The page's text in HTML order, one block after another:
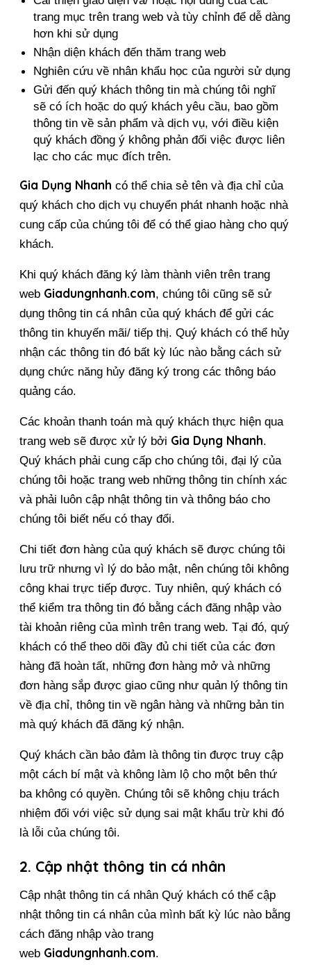
trang mục trên trang web và tùy chỉnh để dễ dàng
hơn khi sử dụng
Nhận diện khách đến thăm trang web
Nghiên cứu về nhân khẩu học của người sử dụng
Gửi đến quý khách thông tin mà chúng tôi nghĩ
sẽ có ích hoặc do quý khách yêu cầu, bao gồm
thông tin về sản phẩm và dịch vụ, với điều kiện
quý khách đồng ý không phản đối việc được liên
lạc cho các mục đích trên.
Gia Dụng Nhanh có thể chia sẻ tên và địa chỉ của
quý khách cho dịch vụ chuyển phát nhanh hoặc nhà
cung cấp của chúng tôi để có thể giao hàng cho quý
khách.
Khi quý khách đăng ký làm thành viên trên trang
web Giadungnhanh.com, chúng tôi cũng sẽ sử
dụng thông tin cá nhân của quý khách để gửi các
thông tin khuyến mãi/ tiếp thị. Quý khách có thể hủy
nhận các thông tin đó bất kỳ lúc nào bằng cách sử
dụng chức năng hủy đăng ký trong các thông báo
quảng cáo.
Các khoản thanh toán mà quý khách thực hiện qua
trang web sẽ được xử lý bởi Gia Dụng Nhanh.
Quý khách phải cung cấp cho chúng tôi, đại lý của
chúng tôi hoặc trang web những thông tin chính xác
và phải luôn cập nhật thông tin và thông báo cho
chúng tôi biết nếu có thay đổi.
Chi tiết đơn hàng của quý khách sẽ được chúng tôi
lưu trữ nhưng vì lý do bảo mật, nên chúng tôi không
công khai trực tiếp được. Tuy nhiên, quý khách có
thể kiểm tra thông tin đó bằng cách đăng nhập vào
tài khoản riêng của mình trên trang web. Tại đó, quý
khách có thể theo dõi đầy đủ chi tiết của các đơn
hàng đã hoàn tất, những đơn hàng mở và những
đơn hàng sắp được giao cũng như quản lý thông tin
về địa chỉ, thông tin về ngân hàng và những bản tin
mà quý khách đã đăng ký nhận.
Quý khách cần bảo đảm là thông tin được truy cập
một cách bí mật và không làm lộ cho một bên thứ
ba không có quyền. Chúng tôi sẽ không chịu trách
nhiệm đối với việc sử dụng sai mật khẩu trừ khi đó
là lỗi của chúng tôi.
2. Cập nhật thông tin cá nhân
Cập nhật thông tin cá nhân Quý khách có thể cập
nhật thông tin cá nhân của mình bất kỳ lúc nào bằng
cách đăng nhập vào trang
web Giadungnhanh.com.